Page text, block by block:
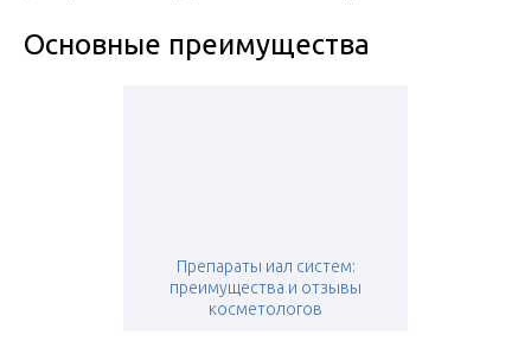
Основные преимущества
Препараты иал систем:
преимущества и отзывы
косметологов